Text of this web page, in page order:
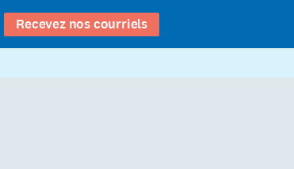
Recevez nos courriels